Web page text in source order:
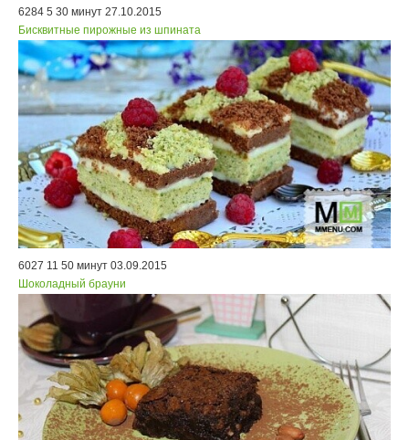
6284 5 30 минут 27.10.2015
Бисквитные пирожные из шпината
6027 11 50 минут 03.09.2015
Шоколадный брауни